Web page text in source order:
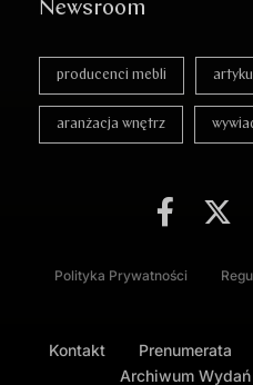
Newsroom
producenci mebli
aranżacja wnętrz
Polityka Prywatności
Kontakt Prenumerata
Archiwum Wydań